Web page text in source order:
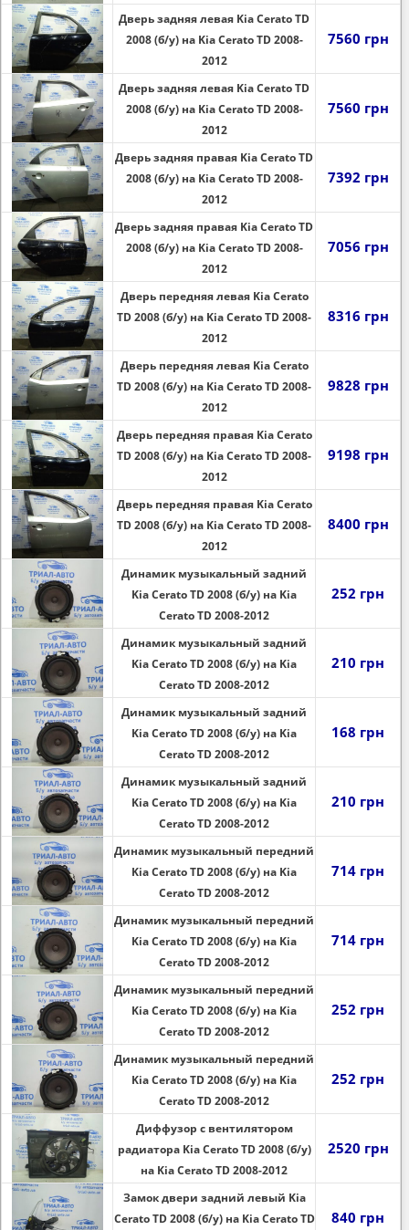
Дверь задняя левая Kia Cerato TD
2008 (б/у) на Kia Cerato TD 2008-
2012
7560 грн
Дверь задняя левая Kia Cerato TD
2008 (б/у) на Kia Cerato TD 2008-
2012
7560 грн
Дверь задняя правая Kia Cerato TD
2008 (б/у) на Kia Cerato TD 2008-
2012
7392 грн
Дверь задняя правая Kia Cerato TD
2008 (б/у) на Kia Cerato TD 2008-
2012
7056 грн
Дверь передняя левая Kia Cerato
TD 2008 (б/у) на Kia Cerato TD 2008-
2012
8316 грн
Дверь передняя левая Kia Cerato
TD 2008 (б/у) на Kia Cerato TD 2008-
2012
9828 грн
Дверь передняя правая Kia Cerato
TD 2008 (б/у) на Kia Cerato TD 2008-
2012
9198 грн
Дверь передняя правая Kia Cerato
TD 2008 (б/у) на Kia Cerato TD 2008-
2012
8400 грн
Динамик музыкальный задний
Kia Cerato TD 2008 (б/у) на Kia
Cerato TD 2008-2012
252 грн
Динамик музыкальный задний
Kia Cerato TD 2008 (б/у) на Kia
Cerato TD 2008-2012
210 грн
Динамик музыкальный задний
Kia Cerato TD 2008 (б/у) на Kia
Cerato TD 2008-2012
168 грн
Динамик музыкальный задний
Kia Cerato TD 2008 (б/у) на Kia
Cerato TD 2008-2012
210 грн
Динамик музыкальный передний
Kia Cerato TD 2008 (б/у) на Kia
Cerato TD 2008-2012
714 грн
Динамик музыкальный передний
Kia Cerato TD 2008 (б/у) на Kia
Cerato TD 2008-2012
714 грн
Динамик музыкальный передний
Kia Cerato TD 2008 (б/у) на Kia
Cerato TD 2008-2012
252 грн
Динамик музыкальный передний
Kia Cerato TD 2008 (б/у) на Kia
Cerato TD 2008-2012
252 грн
Диффузор с вентилятором
радиатора Kia Cerato TD 2008 (б/у)
на Kia Cerato TD 2008-2012
2520 грн
Замок двери задний левый Kia
Cerato TD 2008 (б/у) на Kia Cerato TD
840 грн